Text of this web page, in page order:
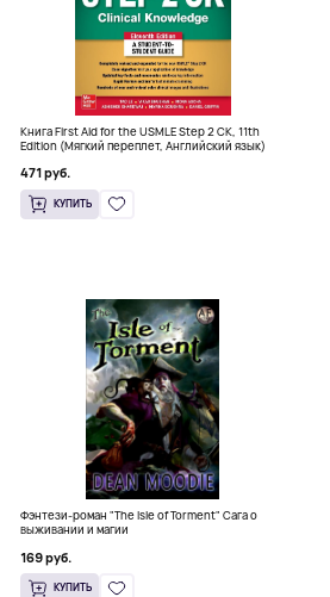
Книга First Aid for the USMLE Step 2 CK, 11th
Edition (Мягкий переплет, Английский язык)
471 руб.
КУПИТЬ
Фэнтези-роман "The Isle of Torment" Сага о
выживании и магии
169 руб.
КУПИТЬ